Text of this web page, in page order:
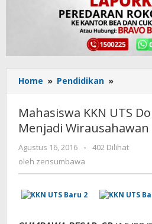
Home » Pendidikan »
KKN
Dorong
Menjadi
Mahasiswa KKN UTS
Menjadi Wirausahawan
Agustus 16, 2016
oleh
zensumbawa
-
402 Dilihat
oleh zensumbawa